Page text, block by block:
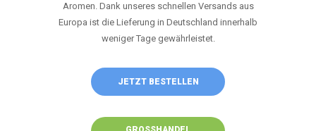
Aromen. Dank unseres schnellen Versands aus
Europa ist die Lieferung in Deutschland innerhalb
weniger Tage gewährleistet.
JETZT BESTELLEN